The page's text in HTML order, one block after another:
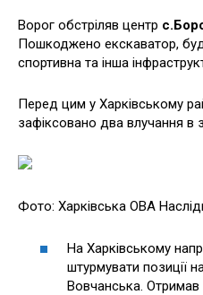
Ворог обстріляв центр
Пошкоджено екскаватор,
спортивна та інша
Перед цим у Харківському
зафіксовано два влучання в
Фото: Харківська ОВА
На Харківському
штурмувати позиції
Вовчанська. Отримав